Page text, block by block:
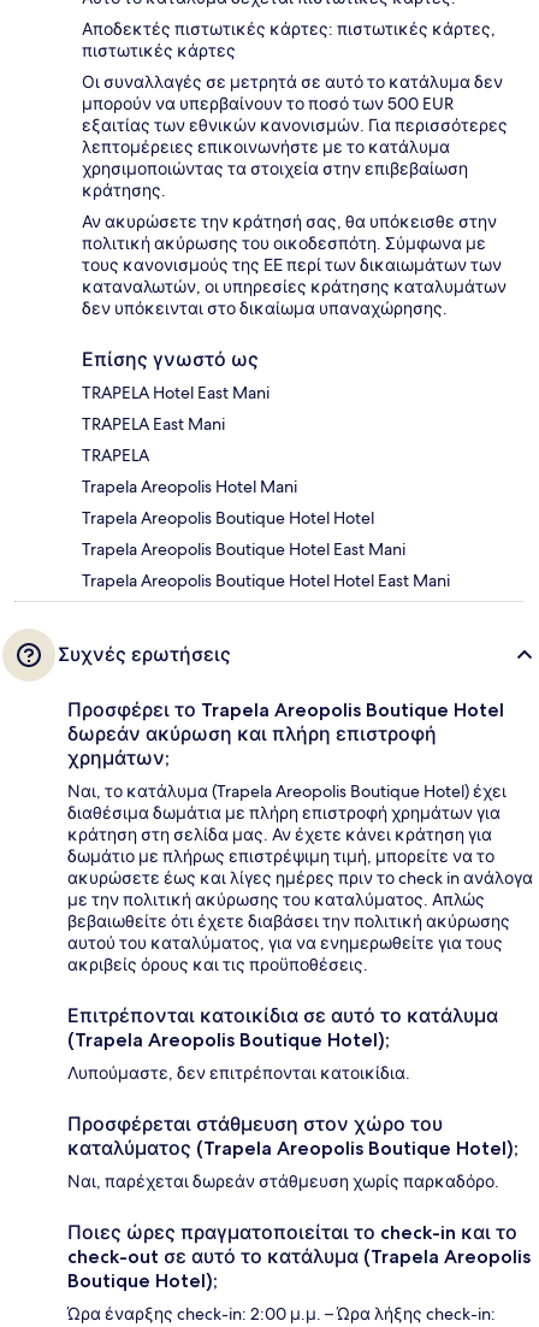
Αποδεκτές πιστωτικές κάρτες: πιστωτικές κάρτες,
πιστωτικές κάρτες
Οι συναλλαγές σε μετρητά σε αυτό το κατάλυμα δεν
μπορούν να υπερβαίνουν το ποσό των 500 EUR
εξαιτίας των εθνικών κανονισμών. Για περισσότερες
λεπτομέρειες επικοινωνήστε με το κατάλυμα
χρησιμοποιώντας τα στοιχεία στην επιβεβαίωση
κράτησης.
Αν ακυρώσετε την κράτησή σας, θα υπόκεισθε στην
πολιτική ακύρωσης του οικοδεσπότη. Σύμφωνα με
τους κανονισμούς της ΕΕ περί των δικαιωμάτων των
καταναλωτών, οι υπηρεσίες κράτησης καταλυμάτων
δεν υπόκεινται στο δικαίωμα υπαναχώρησης.
Επίσης γνωστό ως
TRAPELA Hotel East Mani
TRAPELA East Mani
TRAPELA
Trapela Areopolis Hotel Mani
Trapela Areopolis Boutique Hotel Hotel
Trapela Areopolis Boutique Hotel East Mani
Trapela Areopolis Boutique Hotel Hotel East Mani
Συχνές ερωτήσεις
Προσφέρει το Trapela Areopolis Boutique Hotel
δωρεάν ακύρωση και πλήρη επιστροφή
χρημάτων;
Ναι, το κατάλυμα (Trapela Areopolis Boutique Hotel) έχει
διαθέσιμα δωμάτια με πλήρη επιστροφή χρημάτων για
κράτηση στη σελίδα μας. Αν έχετε κάνει κράτηση για
δωμάτιο με πλήρως επιστρέψιμη τιμή, μπορείτε να το
ακυρώσετε έως και λίγες ημέρες πριν το check in ανάλογα
με την πολιτική ακύρωσης του καταλύματος. Απλώς
βεβαιωθείτε ότι έχετε διαβάσει την πολιτική ακύρωσης
αυτού του καταλύματος, για να ενημερωθείτε για τους
ακριβείς όρους και τις προϋποθέσεις.
Επιτρέπονται κατοικίδια σε αυτό το κατάλυμα
(Trapela Areopolis Boutique Hotel);
Λυπούμαστε, δεν επιτρέπονται κατοικίδια.
Προσφέρεται στάθμευση στον χώρο του
καταλύματος (Trapela Areopolis Boutique Hotel);
Ναι, παρέχεται δωρεάν στάθμευση χωρίς παρκαδόρο.
Ποιες ώρες πραγματοποιείται το check-in και το
check-out σε αυτό το κατάλυμα (Trapela Areopolis
Boutique Hotel);
Ώρα έναρξης check-in: 2:00 μ.μ. – Ώρα λήξης check-in: